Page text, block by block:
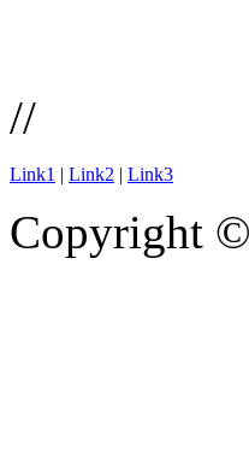
//
Link1 | Link2 | Link3
Copyright